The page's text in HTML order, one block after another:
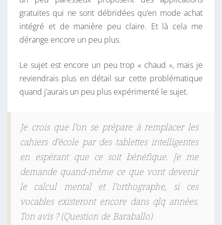
gratuites qui ne sont débridées qu’en mode achat
intégré et de manière peu claire. Et là cela me
dérange encore un peu plus.
Le sujet est encore un peu trop « chaud », mais je
reviendrais plus en détail sur cette problématique
quand j’aurais un peu plus expérimenté le sujet.
Je crois que l’on se prépare à remplacer les
cahiers d’école par des tablettes intelligentes
en espérant que ce soit bénéfique. Je me
demande quand-même ce que vont devenir
le calcul mental et l’orthographe, si ces
vocables existeront encore dans qlq années.
Ton avis ? (Question de Baraballo)